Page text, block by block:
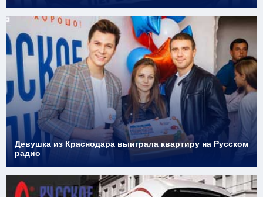
Девушка из Краснодара выиграла квартиру на Русском
радио